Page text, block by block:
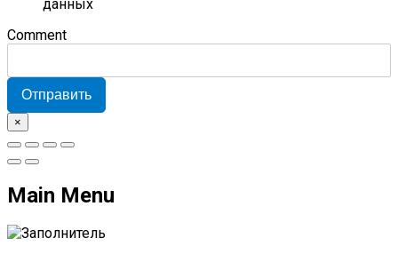
данных
Comment
Отправить
×
Main Menu